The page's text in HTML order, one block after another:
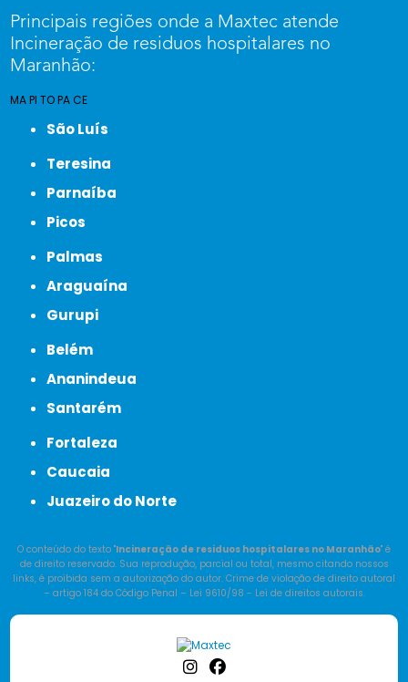
Principais regiões onde a Maxtec atende
Incineração de residuos hospitalares no
Maranhão:
MAPI TOPACE
São Luís
Teresina
Parnaíba
Picos
Palmas
Araguaína
Gurupi
Belém
Ananindeua
Santarém
Fortaleza
Caucaia
Juazeiro do Norte
O conteúdo do texto "Incineração de residuos hospitalares no Maranhão" é
de direito reservado. Sua reprodução, parcial ou total, mesmo citando nossos
links, é proibida sem a autorização do autor. Crime de violação de direito autoral
– artigo 184 do Código Penal – Lei 9610/98 - Lei de direitos autorais.